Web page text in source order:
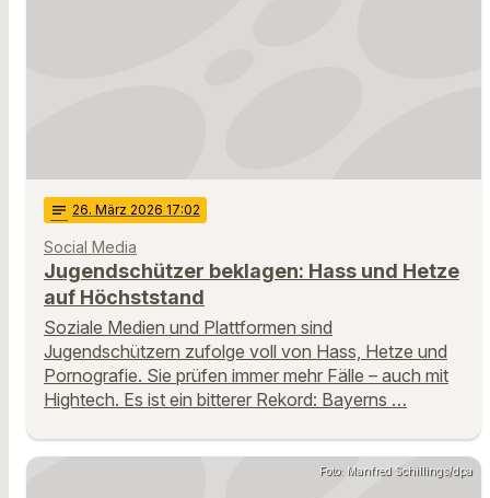
notes 26. März 2026 17:02
Social Media
Jugendschützer beklagen: Hass und Hetze
auf Höchststand
Soziale Medien und Plattformen sind
Jugendschützern zufolge voll von Hass, Hetze und
Pornografie. Sie prüfen immer mehr Fälle – auch mit
Hightech. Es ist ein bitterer Rekord: Bayerns …
Foto: Manfred Schillings/dpa